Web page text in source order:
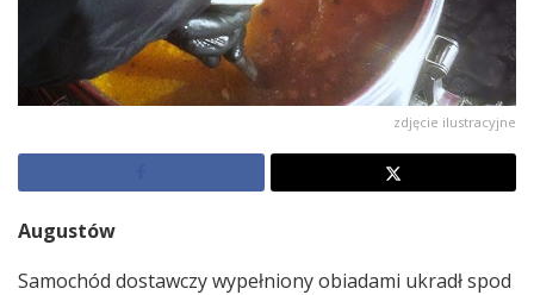
zdjęcie ilustracyjne
Augustów
Samochód dostawczy wypełniony obiadami ukradł spod